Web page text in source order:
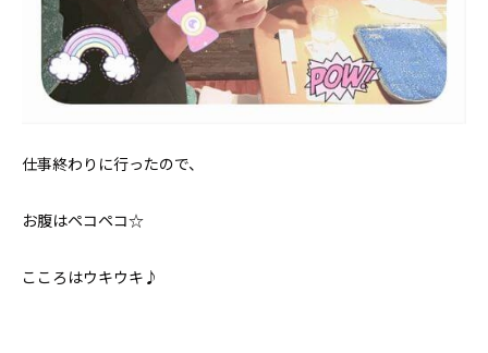
仕事終わりに行ったので、
お腹はペコペコ☆
こころはウキウキ♪